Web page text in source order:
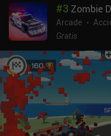
#3 Zombie
Arcade
Gratis